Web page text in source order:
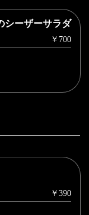
シーザーサラダ
￥700
￥390